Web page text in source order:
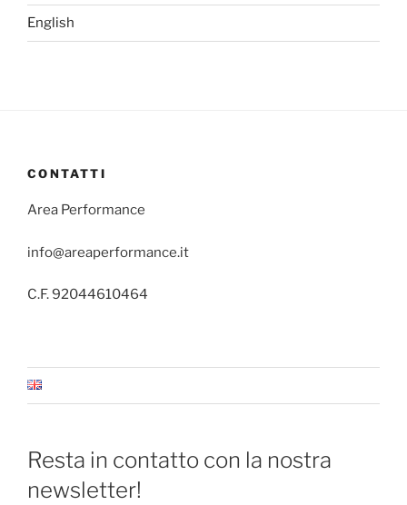
English
CONTATTI
Area Performance
info@areaperformance.it
C.F. 92044610464
Resta in contatto con la nostra
newsletter!